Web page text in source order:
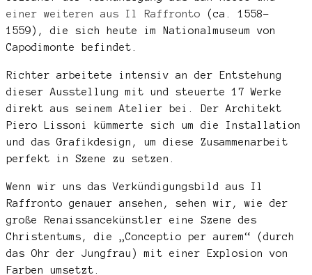
einer weiteren aus Il Raffronto (ca. 1558-
1559), die sich heute im Nationalmuseum von
Capodimonte befindet.
Richter arbeitete intensiv an der Entstehung
dieser Ausstellung mit und steuerte 17 Werke
direkt aus seinem Atelier bei. Der Architekt
Piero Lissoni kümmerte sich um die Installation
und das Grafikdesign, um diese Zusammenarbeit
perfekt in Szene zu setzen.
Wenn wir uns das Verkündigungsbild aus Il
Raffronto genauer ansehen, sehen wir, wie der
große Renaissancekünstler eine Szene des
Christentums, die „Conceptio per aurem“ (durch
das Ohr der Jungfrau) mit einer Explosion von
Farben umsetzt.